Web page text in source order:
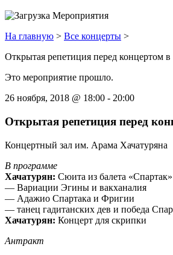
На главную > Все концерты >
Открытая репетиция перед концертом
Это мероприятие прошло.
26 ноября, 2018 @ 18:00 - 20:00
Открытая репетиция перед
Концертный зал им. Арама Хачатуряна
В программе
Хачатурян: Сюита из балета «Спартак»
— Вариации Эгины и вакханалия
— Адажио Спартака и Фригии
— танец гадитанских дев и победа
Хачатурян: Концерт для скрипки
Антракт